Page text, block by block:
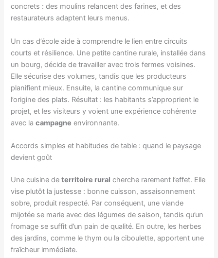
concrets : des moulins relancent des farines, et des
restaurateurs adaptent leurs menus.
Un cas d’école aide à comprendre le lien entre circuits
courts et résilience. Une petite cantine rurale, installée dans
un bourg, décide de travailler avec trois fermes voisines.
Elle sécurise des volumes, tandis que les producteurs
planifient mieux. Ensuite, la cantine communique sur
l’origine des plats. Résultat : les habitants s’approprient le
projet, et les visiteurs y voient une expérience cohérente
avec lacampagne environnante.
Accords simples et habitudes de table : quand le paysage
devient goût
Une cuisine deterritoire rural cherche rarement l’effet. Elle
vise plutôt la justesse : bonne cuisson, assaisonnement
sobre, produit respecté. Par conséquent, une viande
mijotée se marie avec des légumes de saison, tandis qu’un
fromage se suffit d’un pain de qualité. En outre, les herbes
des jardins, comme le thym ou la ciboulette, apportent une
fraîcheur immédiate.